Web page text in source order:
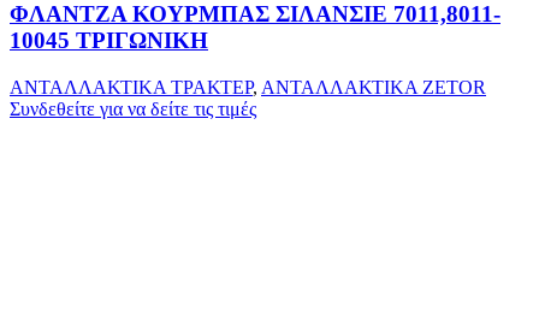
ΦΛΑΝΤΖΑ ΚΟΥΡΜΠΑΣ ΣΙΛΑΝΣΙΕ 7011,8011-
10045 ΤΡΙΓΩΝΙΚΗ
ΑΝΤΑΛΛΑΚΤΙΚΑ ΤΡΑΚΤΕΡ, ΑΝΤΑΛΛΑΚΤΙΚΑ ZETOR
Συνδεθείτε για να δείτε τις τιμές